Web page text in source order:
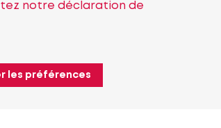
notre déclaration de
les préférences